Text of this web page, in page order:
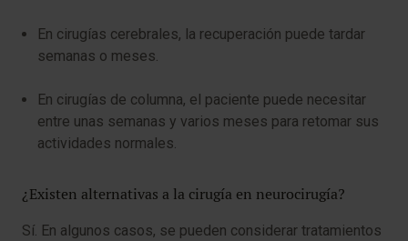
En cirugías cerebrales, la recuperación puede tardar
semanas o meses.
En cirugías de columna, el paciente puede necesitar
entre unas semanas y varios meses para retomar sus
actividades normales.
¿Existen alternativas a la cirugía en neurocirugía?
Sí. En algunos casos, se pueden considerar tratamientos